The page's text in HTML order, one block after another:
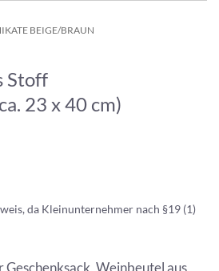
BEIGE/BRAUN
Stoff
23 x 40 cm)
da Kleinunternehmer nach §19 (1)
Weinbeutel aus